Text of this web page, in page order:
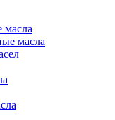
масла
масла